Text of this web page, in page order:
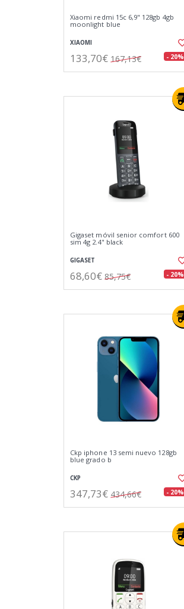
Xiaomi redmi 15c 6,9" 128gb 4gb
moonlight blue
XIAOMI
133,70€ 167,13€ - 20%
Gigaset móvil senior comfort 600
sim 4g 2.4" black
GIGASET
68,60€ 85,75€ - 20%
Ckp iphone 13 semi nuevo 128gb
blue grado b
CKP
347,73€ 434,66€ - 20%